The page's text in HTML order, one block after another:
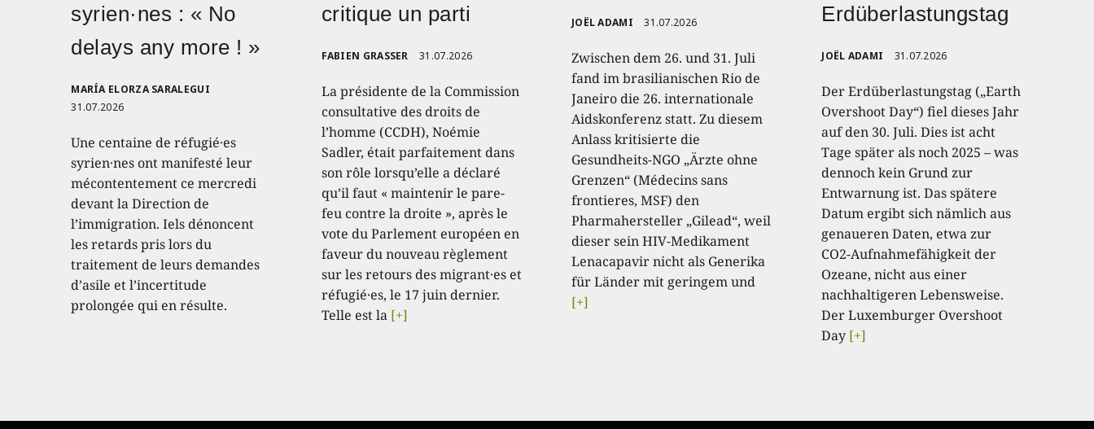
syrien·nes : « No
delays any more ! »
MARÍA ELORZA SARALEGUI
31.07.2026
Une centaine de réfugié·es
syrien·nes ont manifesté leur
mécontentement ce mercredi
devant la Direction de
l’immigration. Iels dénoncent
les retards pris lors du
traitement de leurs demandes
d’asile et l’incertitude
prolongée qui en résulte.
critique un parti
FABIEN GRASSER 31.07.2026
La présidente de la Commission
consultative des droits de
l’homme (CCDH), Noémie
Sadler, était parfaitement dans
son rôle lorsqu’elle a déclaré
qu’il faut « maintenir le pare-
feu contre la droite », après le
vote du Parlement européen en
faveur du nouveau règlement
sur les retours des migrant·es et
réfugié·es, le 17 juin dernier.
Telle est la [+]
JOËL ADAMI 31.07.2026
Zwischen dem 26. und 31. Juli
fand im brasilianischen Rio de
Janeiro die 26. internationale
Aidskonferenz statt. Zu diesem
Anlass kritisierte die
Gesundheits-NGO „Ärzte ohne
Grenzen“ (Médecins sans
frontieres, MSF) den
Pharmahersteller „Gilead“, weil
dieser sein HIV-Medikament
Lenacapavir nicht als Generika
für Länder mit geringem und
[+]
Erdüberlastungstag
JOËL ADAMI 31.07.2026
Der Erdüberlastungstag („Earth
Overshoot Day“) fiel dieses Jahr
auf den 30. Juli. Dies ist acht
Tage später als noch 2025 – was
dennoch kein Grund zur
Entwarnung ist. Das spätere
Datum ergibt sich nämlich aus
genaueren Daten, etwa zur
CO2-Aufnahmefähigkeit der
Ozeane, nicht aus einer
nachhaltigeren Lebensweise.
Der Luxemburger Overshoot
Day [+]